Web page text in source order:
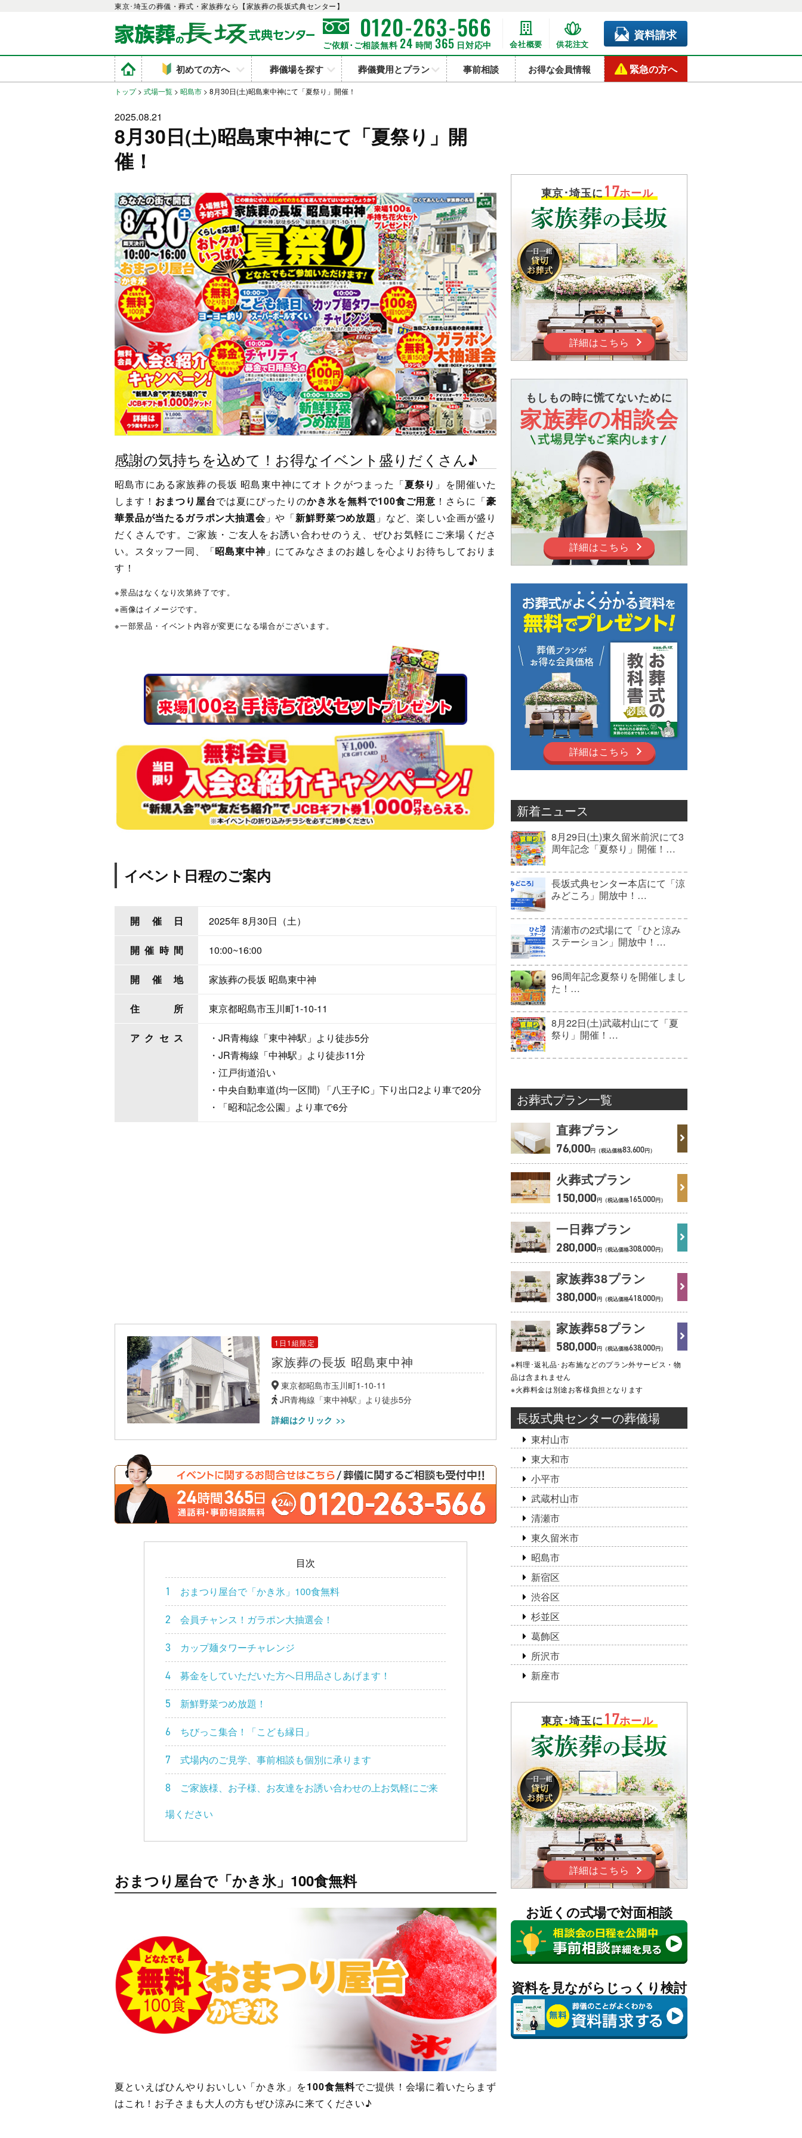
東京･埼玉の葬儀・葬式・家族葬なら【家族葬の長坂式典センター】
0120-263-566
ご依頼･ご相談無料 24 時間 365 日対応中 会社概要 供花注文
資料請求
初めての方へ 葬儀場を探す 葬儀費用とプラン 事前相談 お得な会員情報 緊急の方へ
トップ > 式場一覧 > 昭島市 > 8月30日(土)昭島東中神にて「夏祭り」開催！
2025.08.21
8月30日(土)昭島東中神にて「夏祭り」開
催！
感謝の気持ちを込めて！お得なイベント盛りだくさん♪
昭島市にある家族葬の長坂 昭島東中神にてオトクがつまった「夏祭り 」を開催いた
します！ おまつり屋台では夏にぴったりのかき氷を無料で100食ご用意 ！さらに「豪
華景品が当たるガラポン大抽選会」や「新鮮野菜つめ放題 」など、楽しい企画が盛り
だくさんです。ご家族・ご友人をお誘い合わせのうえ、ぜひお気軽にご来場くださ
い。スタッフ一同、「昭島東中神 」にてみなさまのお越しを心よりお待ちしておりま
す！
※景品はなくなり次第終了です。
※画像はイメージです。
※一部景品・イベント内容が変更になる場合がございます。
イベント日程のご案内
開催日 2025年 8月30日（土）
開催時間 10:00~16:00
開催地 家族葬の長坂 昭島東中神
住所 東京都昭島市玉川町1-10-11
アクセス
・JR青梅線「東中神駅」より徒歩5分
・JR青梅線「中神駅」より徒歩11分
・江戸街道沿い
・中央自動車道(均一区間) 「八王子IC」下り出口2より車で20分
・「昭和記念公園」より車で6分
1日1組限定
家族葬の長坂 昭島東中神
東京都昭島市玉川町1-10-11
JR青梅線「東中神駅」より徒歩5分
詳細はクリック >>
目次
1 おまつり屋台で「かき氷」100食無料
2 会員チャンス！ガラポン大抽選会！
3 カップ麺タワーチャレンジ
4 募金をしていただいた方へ日用品さしあげます！
5 新鮮野菜つめ放題！
6 ちびっこ集合！「こども縁日」
7 式場内のご見学、事前相談も個別に承ります
8
ご家族様、お子様、お友達をお誘い合わせの上お気軽にご来
場ください
おまつり屋台で「かき氷」100食無料
夏といえばひんやりおいしい「かき氷」を100食無料でご提供！会場に着いたらまず
はこれ！お子さまも大人の方もぜひ涼みに来てください♪
東京･埼玉に17ホール
詳細はこちら
もしもの時に慌てないために
家族葬の相談会
詳細はこちら
詳細はこちら
新着ニュース
8月29日(土)東久留米前沢にて3
周年記念「夏祭り」開催！…
長坂式典センター本店にて「涼
みどころ」開放中！…
清瀬市の2式場にて「ひと涼み
ステーション」開放中！…
96周年記念夏祭りを開催しまし
た！…
8月22日(土)武蔵村山にて「夏
祭り」開催！…
お葬式プラン一覧
直葬プラン
76,000円（税込価格83,600円）
火葬式プラン
150,000円（税込価格165,000円）
一日葬プラン
280,000円（税込価格308,000円）
家族葬38プラン
380,000円（税込価格418,000円）
家族葬58プラン
580,000円（税込価格638,000円）
※料理･返礼品･お布施などのプラン外サービス・物
品は含まれません
※火葬料金は別途お客様負担となります
長坂式典センターの葬儀場
東村山市
東大和市
小平市
武蔵村山市
清瀬市
東久留米市
昭島市
新宿区
渋谷区
杉並区
葛飾区
所沢市
新座市
東京･埼玉に17ホール
詳細はこちら
お近くの式場で対面相談
資料を見ながらじっくり検討